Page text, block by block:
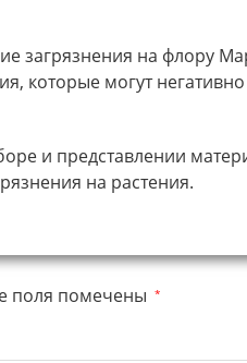
загрязнения на флору
которые могут
и представлении
на растения.
поля помечены *